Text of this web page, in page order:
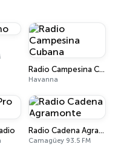
Radio Campesina Cubana
Havanna
Radio Cadena Agramonte
Camagüey 93.5 FM